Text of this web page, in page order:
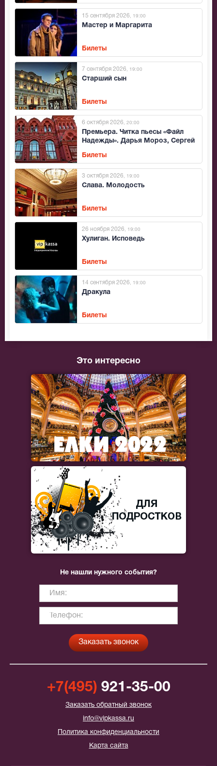
Мастер и Маргарита
15 сентября 2026 , 19:00
Билеты
Старший сын
7 сентября 2026 , 19:00
Билеты
Премьера. Читка пьесы «Файл
Надежды». Дарья Мороз, Сергей
Цыпкин.
6 октября 2026 , 20:00
Билеты
Слава. Молодость
3 октября 2026 , 19:00
Билеты
Хулиган. Исповедь
26 ноября 2026 , 19:00
Билеты
Дракула
14 сентября 2026 , 19:00
Билеты
Это интересно
Не нашли нужного события?
+7(495) 921-35-00
Заказать обратный звонок
info@vipkassa.ru
Политика конфиденциальности
Карта сайта